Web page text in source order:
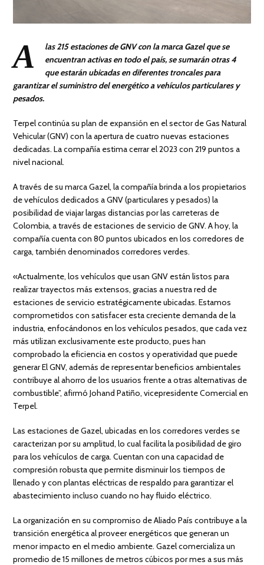
A
las 215 estaciones de GNV con la marca Gazel que se
encuentran activas en todo el país, se sumarán otras 4
que estarán ubicadas en diferentes troncales para
garantizar el suministro del energético a vehículos particulares y
pesados.
Terpel continúa su plan de expansión en el sector de Gas Natural
Vehicular (GNV) con la apertura de cuatro nuevas estaciones
dedicadas. La compañía estima cerrar el 2023 con 219 puntos a
nivel nacional.
A través de su marca Gazel, la compañía brinda a los propietarios
de vehículos dedicados a GNV (particulares y pesados) la
posibilidad de viajar largas distancias por las carreteras de
Colombia, a través de estaciones de servicio de GNV. A hoy, la
compañía cuenta con 80 puntos ubicados en los corredores de
carga, también denominados corredores verdes.
«Actualmente, los vehículos que usan GNV están listos para
realizar trayectos más extensos, gracias a nuestra red de
estaciones de servicio estratégicamente ubicadas. Estamos
comprometidos con satisfacer esta creciente demanda de la
industria, enfocándonos en los vehículos pesados, que cada vez
más utilizan exclusivamente este producto, pues han
comprobado la eficiencia en costos y operatividad que puede
generar El GNV, además de representar beneficios ambientales
contribuye al ahorro de los usuarios frente a otras alternativas de
combustible”, afirmó Johand Patiño, vicepresidente Comercial en
Terpel.
Las estaciones de Gazel, ubicadas en los corredores verdes se
caracterizan por su amplitud, lo cual facilita la posibilidad de giro
para los vehículos de carga. Cuentan con una capacidad de
compresión robusta que permite disminuir los tiempos de
llenado y con plantas eléctricas de respaldo para garantizar el
abastecimiento incluso cuando no hay fluido eléctrico.
La organización en su compromiso de Aliado País contribuye a la
transición energética al proveer energéticos que generan un
menor impacto en el medio ambiente. Gazel comercializa un
promedio de 15 millones de metros cúbicos por mes a sus más